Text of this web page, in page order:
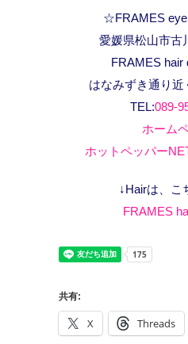
☆FRAMES
愛媛県松山市古
FRAMES hair
はなみずき通り近
TEL:089-
ホーム
ホットペッパー
↓Hairは、こ
FRAMES
共有:
X Threads